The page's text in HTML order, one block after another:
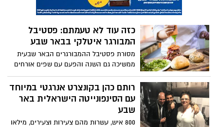
כזה עוד לא טעמתם: פסטיבל
המבורגר איטלקי בבאר שבע
מסורת פסטיבל ההמבורגרים הבאר שבעית
ממשיכה גם השנה והפעם עם שפים אורחים
מחו"ל. שף דרור שושן יארח במסעדת קפאסה
והספרייה את השפים סילוטורה קרלוצ'י
והשפית פדריקה רוטונדו. השף יוסי נחמן
רודריגז גרסל
רותם כהן בקונצרט אנרגטי במיוחד
עם הסינפונייטה הישראלית באר
שבע
800 איש, עשרות מהם צעירות וצעירים, מילאו